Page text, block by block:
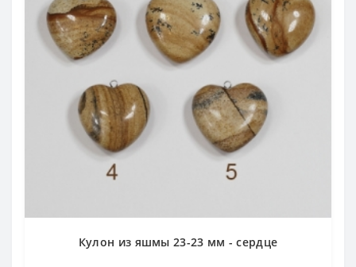
Кулон из яшмы 23-23 мм - сердце